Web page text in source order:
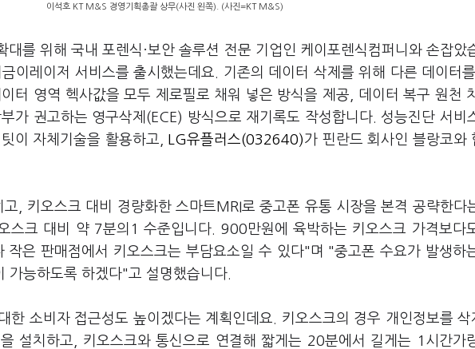
이석호 KT M&S 경영기획총괄 상무(사진 왼쪽). (사진=KT M&S)
대를 위해 국내 포렌식·보안 솔루션 전문 기업인 케이포렌식컴퍼니와 손잡았
이레이저 서비스를 출시했는데요. 기존의 데이터 삭제를 위해 다른 데이터
터 영역 헥사값을 모두 제로필로 채워 넣은 방식을 제공, 데이터 복구 원천
가 권고하는 영구삭제(ECE) 방식으로 재기록도 작성합니다. 성능진단 서비
이 자체기술을 활용하고,
LG유플러스(032640)가 핀란드 회사인 블랑코와
, 키오스크 대비 경량화한 스마트MRI로 중고폰 유통 시장을 본격 공략한다
스크 대비 약 7분의1 수준입니다. 900만원에 육박하는 키오스크 가격보다
작은 판매점에서 키오스크는 부담요소일 수 있다"며 "중고폰 수요가 발생하
가능하도록 하겠다"고 설명했습니다.
한 소비자 접근성도 높이겠다는 계획인데요. 키오스크의 경우 개인정보를 삭
설치하고, 키오스크와 통신으로 연결해 짧게는 20분에서 길게는 1시간가